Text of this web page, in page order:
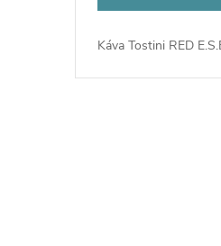
Káva Tostini RED